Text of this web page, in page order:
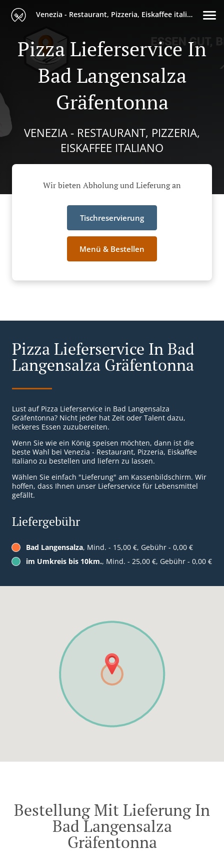
Venezia - Restaurant, Pizzeria, Eiskaffee italiano
Pizza Lieferservice In
Bad Langensalza
Gräfentonna
VENEZIA - RESTAURANT, PIZZERIA,
EISKAFFEE ITALIANO
Wir bieten Abholung und Lieferung an
Tischreservierung
Menü & Bestellen
Pizza Lieferservice In Bad
Langensalza Gräfentonna
Lust auf Pizza Lieferservice in Bad Langensalza
Gräfentonna? Nicht jeder hat Zeit oder Talent dazu,
leckeres Essen zuzubereiten.
Wenn Sie wie ein König speisen möchten, dann ist die
beste Wahl bei Venezia - Restaurant, Pizzeria, Eiskaffee
Italiano zu bestellen und liefern zu lassen.
Wählen Sie einfach "Lieferung" am Kassenbildschirm. Wir
hoffen, dass Ihnen unser Lieferservice für Lebensmittel
gefällt.
Liefergebühr
Bad Langensalza, Mind. - 15,00 €, Gebühr - 0,00 €
im Umkreis bis 10km., Mind. - 25,00 €, Gebühr - 0,00 €
Bestellung Mit Lieferung In
Bad Langensalza
Gräfentonna